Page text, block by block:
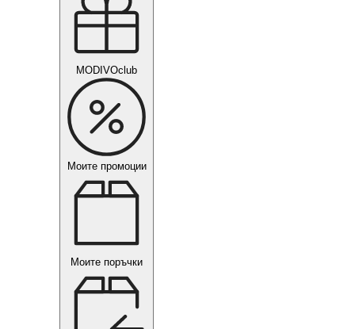
MODIVOclub
Моите промоции
Моите поръчки